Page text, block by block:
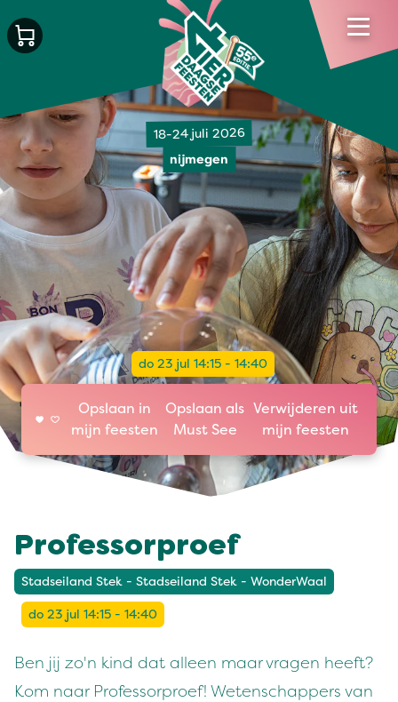
18-24 juli 2026
nijmegen
do 23 jul 14:15 - 14:40
Opslaan in
mijn feesten
Opslaan als
Must See
Verwijderen uit
mijn feesten
Professorproef
Stadseiland Stek - Stadseiland Stek - WonderWaal
do 23 jul 14:15 - 14:40
Ben jij zo'n kind dat alleen maar vragen heeft?
Kom naar Professorproef! Wetenschappers van